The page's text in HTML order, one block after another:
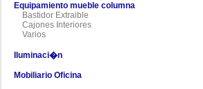
Equipamiento mueble columna
Bastidor Extraible
Cajones Interiores
Varios
Iluminaci�n
Mobiliario Oficina